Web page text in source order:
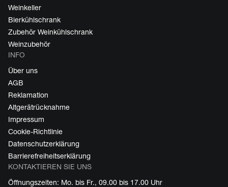
Weinkeller
Bierkühlschrank
Zubehör Weinkühlschrank
Weinzubehör
INFO
Über uns
AGB
Reklamation
Altgerätrücknahme
Impressum
Cookie-Richtlinie
Datenschutzerklärung
Barrierefreiheitserklärung
KONTAKTIEREN SIE UNS
Öffnungszeiten: Mo. bis Fr., 09.00 bis 17.00 Uhr